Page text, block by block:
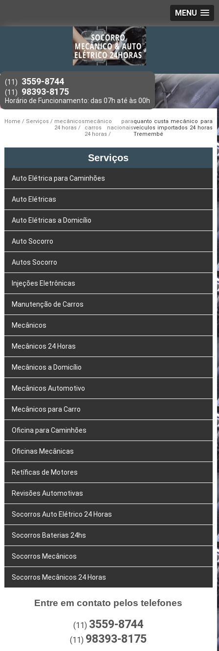
MENU
(11) 3559-8744
(11) 98393-8175
Home Serviços
mecânicos
24 horas
mecânico para
carros nacionais
24 horas
quanto custa mecânico para
veículos importados 24 horas
Tremembé
Serviços
Auto Elétrica para Caminhões
Auto Elétricas
Auto Elétricas a Domicílio
Auto Socorro
Autos Socorro
Injeções Eletrônicas
Manutenção de Carros
Mecânicos
Mecânicos 24 Horas
Mecânicos a Domicílio
Mecânicos Automotivo
Mecânicos para Carro
Oficina para Caminhões
Oficinas Mecânicas
Retíficas de Motores
Revisões Automotivas
Socorros Auto Elétrico 24 Horas
Socorros Baterias 24hs
Socorros Mecânicos
Socorros Mecânicos 24 Horas
Entre em contato pelos telefones
(11) 3559-8744
(11) 98393-8175